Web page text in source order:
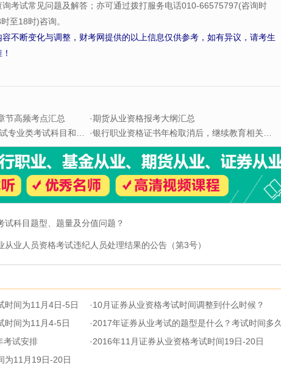
考试常见问题及解答；亦可通过拨打服务电话010-66575797(咨询时
至18时)咨询。
不断变化与调整，财考网提供的以上信息仅供参考，如有异议，请考生
节高频考点汇总 ·期货从业资格报考大纲汇总
业类考试科目和题型 ·银行职业资格证书年检取消后，继续教育相关问题解答
试科目题型、题量及分值问题？
从业人员资格考试违纪人员处理结果的公告（第3号）
时间为11月4日-5日 ·10月证券从业资格考试时间调整到什么时候？
时间为11月4-5日 ·2017年证券从业考试的题型是什么？考试时间多久
考试安排 ·2016年11月证券从业资格考试时间19日-20日
为11月19日-20日